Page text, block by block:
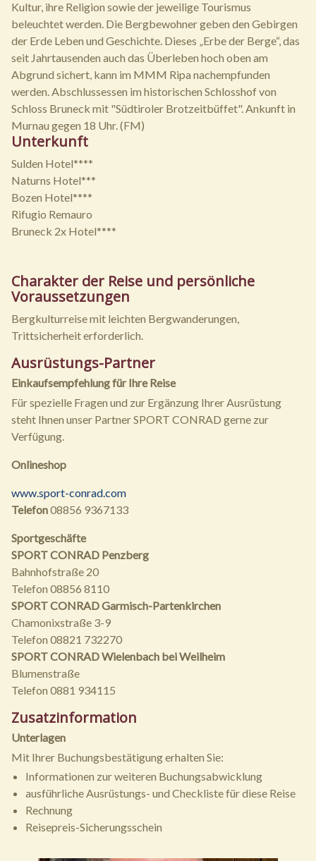
Kultur, ihre Religion sowie der jeweilige Tourismus
beleuchtet werden. Die Bergbewohner geben den Gebirgen
der Erde Leben und Geschichte. Dieses „Erbe der Berge“, das
seit Jahrtausenden auch das Überleben hoch oben am
Abgrund sichert, kann im MMM Ripa nachempfunden
werden. Abschlussessen im historischen Schlosshof von
Schloss Bruneck mit "Südtiroler Brotzeitbüffet". Ankunft in
Murnau gegen 18 Uhr. (FM)
Unterkunft
Sulden Hotel****
Naturns Hotel***
Bozen Hotel****
Rifugio Remauro
Bruneck 2x Hotel****
Charakter der Reise und persönliche
Voraussetzungen
Bergkulturreise mit leichten Bergwanderungen,
Trittsicherheit erforderlich.
Ausrüstungs-Partner
Einkaufsempfehlung für Ihre Reise
Für spezielle Fragen und zur Ergänzung Ihrer Ausrüstung
steht Ihnen unser Partner SPORT CONRAD gerne zur
Verfügung.
Onlineshop
www.sport-conrad.com
Telefon08856 9367133
Sportgeschäfte
SPORT CONRAD Penzberg
Bahnhofstraße 20
Telefon 08856 8110
SPORT CONRAD Garmisch-Partenkirchen
Chamonixstraße 3-9
Telefon 08821 732270
SPORT CONRAD Wielenbach bei Weilheim
Blumenstraße
Telefon 0881 934115
Zusatzinformation
Unterlagen
Mit Ihrer Buchungsbestätigung erhalten Sie:
Informationen zur weiteren Buchungsabwicklung
ausführliche Ausrüstungs- und Checkliste für diese Reise
Rechnung
Reisepreis-Sicherungsschein